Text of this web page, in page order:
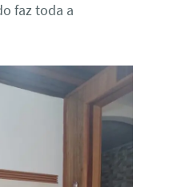
faz toda a